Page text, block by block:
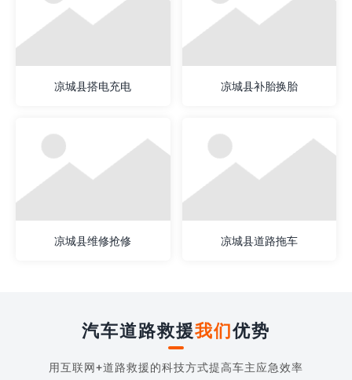
凉城县搭电充电 凉城县补胎换胎
凉城县维修抢修 凉城县道路拖车
汽车道路救援我们优势
用互联网+道路救援的科技方式提高车主应急效率